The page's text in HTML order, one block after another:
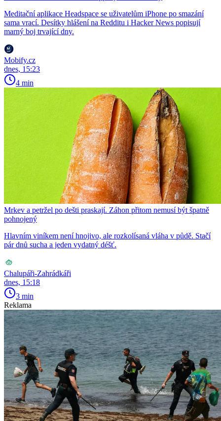
Meditační aplikace Headspace se uživatelům iPhone po smazání
sama vrací. Desítky hlášení na Redditu i Hacker News popisují
marný boj trvající dny.
Mobify.cz
dnes, 15:23
4 min
Mrkev a petržel po dešti praskají. Záhon přitom nemusí být špatně
pohnojený
Hlavním viníkem není hnojivo, ale rozkolísaná vláha v půdě. Stačí
pár dnů sucha a jeden vydatný déšť.
Chalupáři-Zahrádkáři
dnes, 15:18
3 min
Reklama